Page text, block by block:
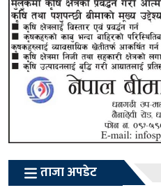
ताजा अपडेट